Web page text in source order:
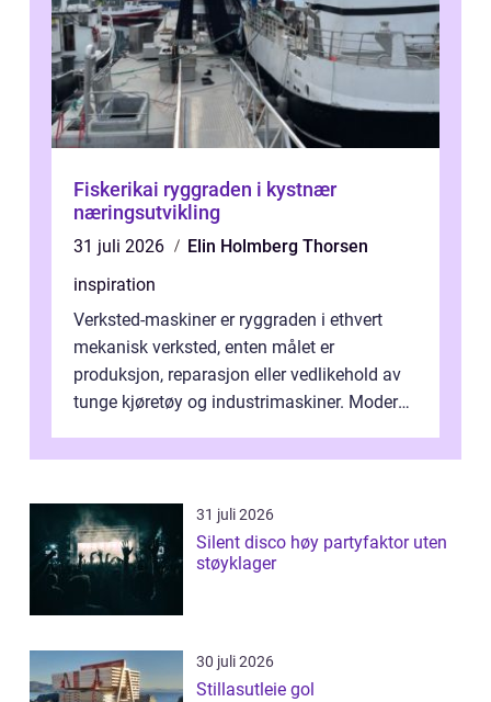
Fiskerikai ryggraden i kystnær
næringsutvikling
31 juli 2026
Elin Holmberg Thorsen
inspiration
Verksted-maskiner er ryggraden i ethvert
mekanisk verksted, enten målet er
produksjon, reparasjon eller vedlikehold av
tunge kjøretøy og industrimaskiner. Moderne
31 juli 2026
Silent disco høy partyfaktor uten
støyklager
30 juli 2026
Stillasutleie gol